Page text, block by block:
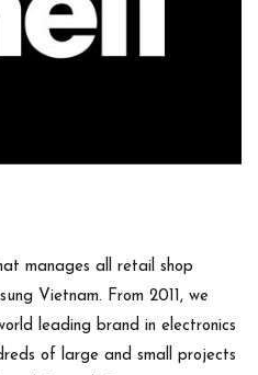
manages all retail shop
Vietnam. From 2011, we
leading brand in electronics
of large and small projects